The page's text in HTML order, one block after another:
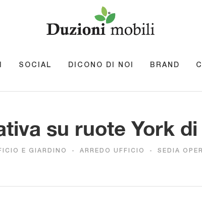
SOCIAL DICONO DI NOI BRAND
su ruote York
E GIARDINO - ARREDO UFFICIO - SEDIA